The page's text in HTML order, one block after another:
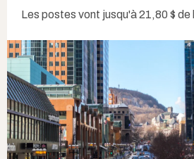
Les postes vont jusqu'à 21,80 $ de